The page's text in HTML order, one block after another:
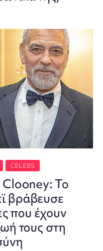
CELEBS
Το
βράβευσε
που έχουν
τους στη